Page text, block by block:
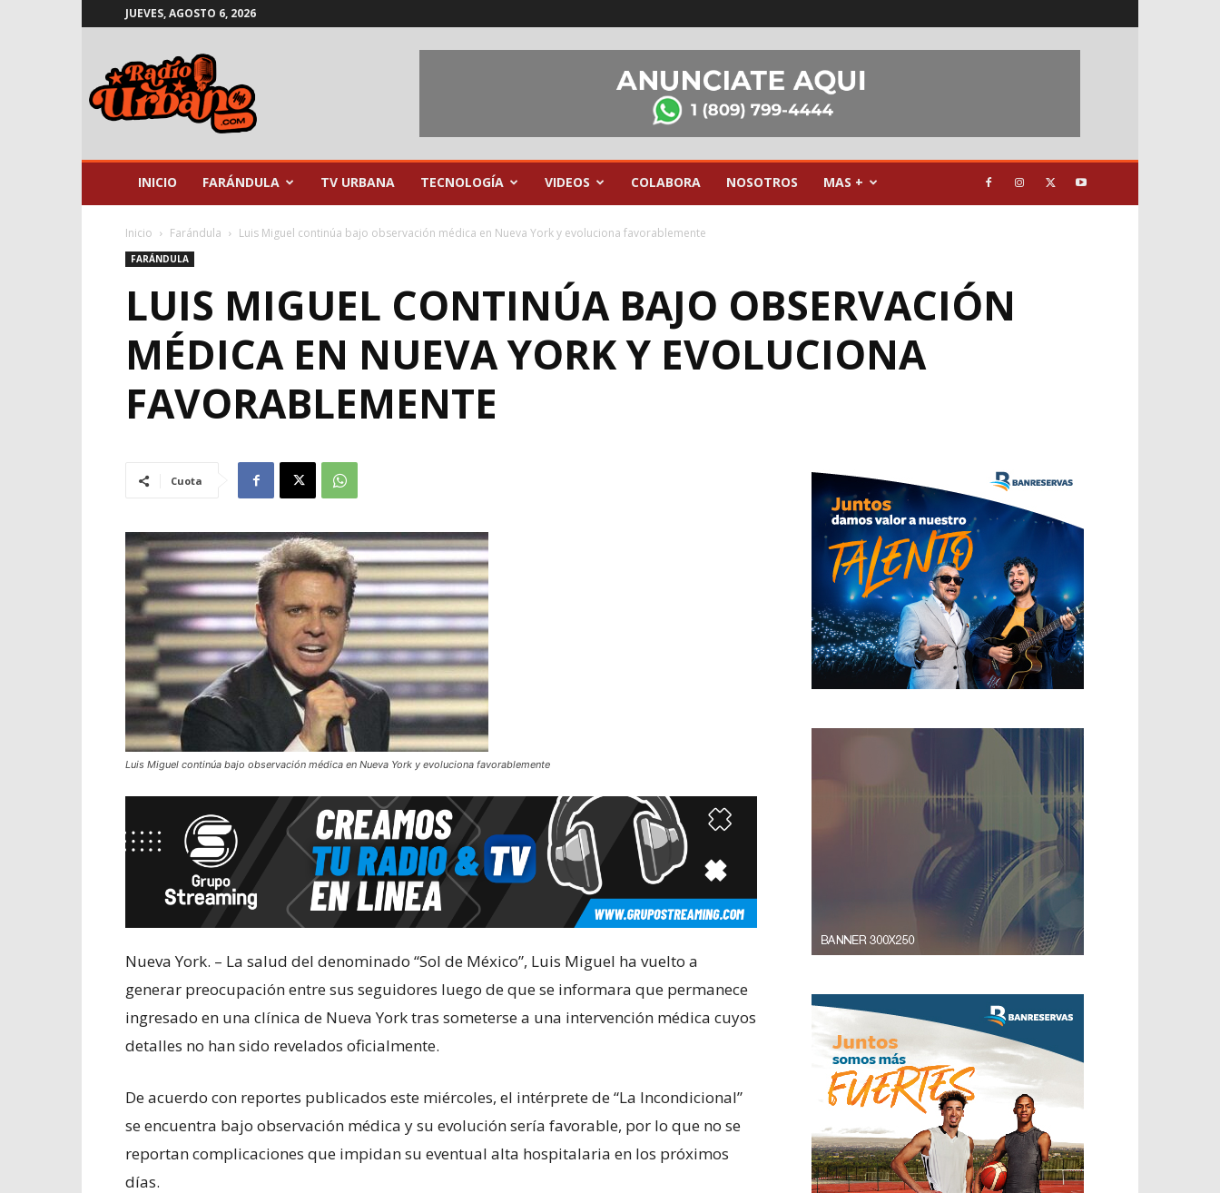
JUEVES, AGOSTO 6, 2026
INICIO FARÁNDULA TV URBANA TECNOLOGÍA VIDEOS COLABORA NOSOTROS MAS +
Inicio Farándula Luis Miguel continúa bajo observación médica en Nueva York y evoluciona favorablemente
FARÁNDULA
LUIS MIGUEL CONTINÚA BAJO OBSERVACIÓN
MÉDICA EN NUEVA YORK Y EVOLUCIONA
FAVORABLEMENTE
Cuota
Luis Miguel continúa bajo observación médica en Nueva York y evoluciona favorablemente
Nueva York. – La salud del denominado “Sol de México”, Luis Miguel ha vuelto a
generar preocupación entre sus seguidores luego de que se informara que permanece
ingresado en una clínica de Nueva York tras someterse a una intervención médica cuyos
detalles no han sido revelados oficialmente.
De acuerdo con reportes publicados este miércoles, el intérprete de “La Incondicional”
se encuentra bajo observación médica y su evolución sería favorable, por lo que no se
reportan complicaciones que impidan su eventual alta hospitalaria en los próximos
días.